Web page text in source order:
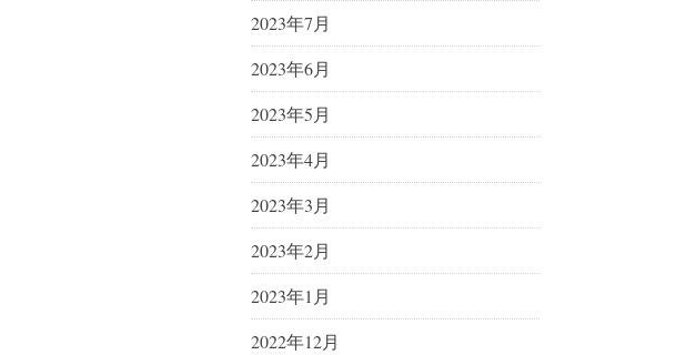
2023年7月
2023年6月
2023年5月
2023年4月
2023年3月
2023年2月
2023年1月
2022年12月